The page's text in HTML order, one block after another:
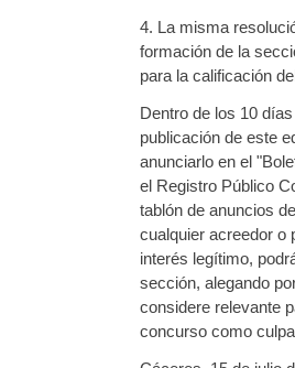
4. La misma
formación de la
para la calificación
Dentro de los 10
publicación de este
anunciarlo en el
el Registro Público
tablón de anuncios
cualquier acreedor o
interés legítimo,
sección, alegando
considere relevante
concurso como